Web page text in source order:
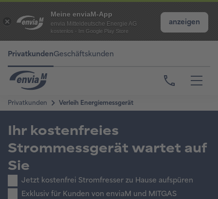
Meine enviaM-App
envia Mitteldeutsche Energie AG
kostenlos - Im Google Play Store
anzeigen
PrivatkundenGeschäftskunden